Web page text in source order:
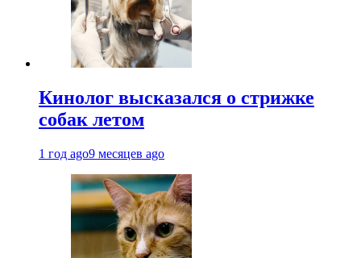
Кинолог высказался о стрижке
собак летом
1 год ago9 месяцев ago